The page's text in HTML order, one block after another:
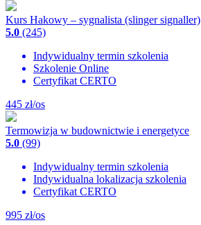
Kurs Hakowy – sygnalista (slinger signaller)
5.0 (245)
Indywidualny termin szkolenia
Szkolenie Online
Certyfikat CERTO
445 zł/os
Termowizja w budownictwie i energetyce
5.0 (99)
Indywidualny termin szkolenia
Indywidualna lokalizacja szkolenia
Certyfikat CERTO
995 zł/os